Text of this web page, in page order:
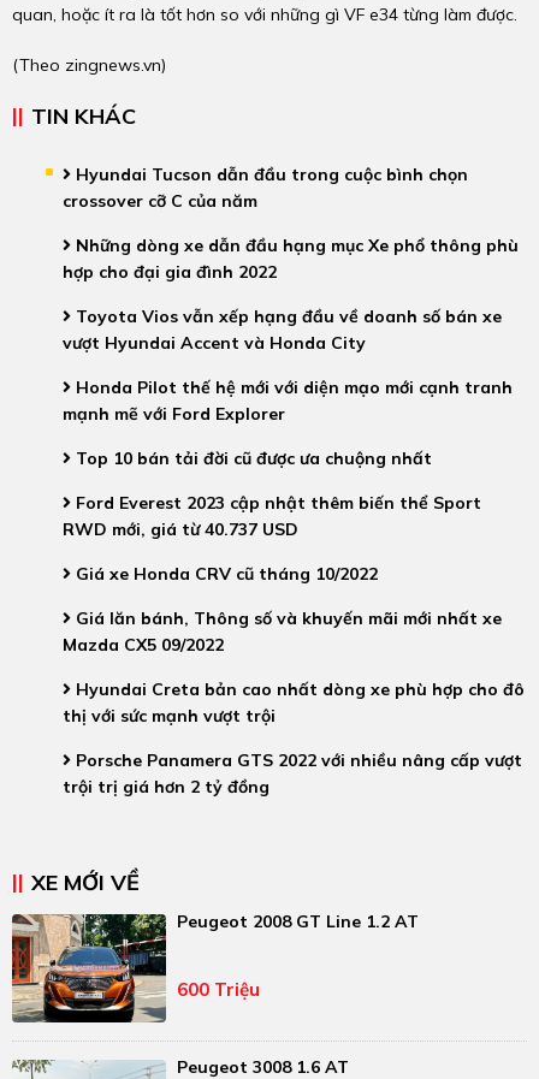
quan, hoặc ít ra là tốt hơn so với những gì VF e34 từng làm được.
(Theo zingnews.vn)
TIN KHÁC
Hyundai Tucson dẫn đầu trong cuộc bình chọn
crossover cỡ C của năm
Những dòng xe dẫn đầu hạng mục Xe phổ thông phù
hợp cho đại gia đình 2022
Toyota Vios vẫn xếp hạng đầu về doanh số bán xe
vượt Hyundai Accent và Honda City
Honda Pilot thế hệ mới với diện mạo mới cạnh tranh
mạnh mẽ với Ford Explorer
Top 10 bán tải đời cũ được ưa chuộng nhất
Ford Everest 2023 cập nhật thêm biến thể Sport
RWD mới, giá từ 40.737 USD
Giá xe Honda CRV cũ tháng 10/2022
Giá lăn bánh, Thông số và khuyến mãi mới nhất xe
Mazda CX5 09/2022
Hyundai Creta bản cao nhất dòng xe phù hợp cho đô
thị với sức mạnh vượt trội
Porsche Panamera GTS 2022 với nhiều nâng cấp vượt
trội trị giá hơn 2 tỷ đồng
XE MỚI VỀ
Peugeot 2008 GT Line 1.2 AT
600 Triệu
Peugeot 3008 1.6 AT